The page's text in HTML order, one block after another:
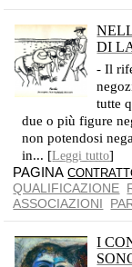
DI
- Il
tutte
due o più figure
non potendosi
in... [Leggi tutto]
PAGINA
QUALIFICAZIONE
ASSOCIAZIONI
I